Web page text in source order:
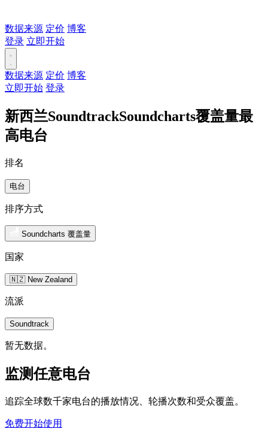
数据来源 定价 博客
登录 立即开始
数据来源 定价 博客
立即开始 登录
新西兰SoundtrackSoundcharts覆盖量最
高电台
排名
电台
排序方式
Soundcharts 覆盖量
国家
🇳🇿 New Zealand
流派
Soundtrack
暂无数据。
监测任意电台
追踪全球数千家电台的播放情况、轮播次数和受众覆盖。
免费开始使用